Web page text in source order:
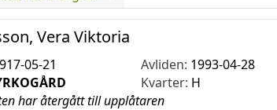
Vera Viktoria
05-21 Avliden: 1993-04-28
Kvarter: H
har återgått till upplåtaren